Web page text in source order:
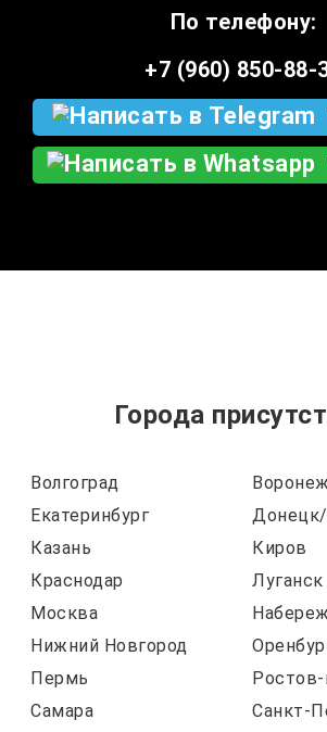
По телефону:
+7 (960) 850-88-
Города
Волгоград
Воронеж
Екатеринбург
Казань
Киров
Краснодар
Луганск
Москва
Нижний Новгород
Пермь
Самара
Санкт-